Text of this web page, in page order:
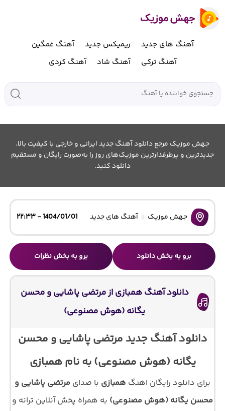
آهنگ های جدید ریمیکس جدید
آهنگ غمگین
آهنگ ترکی
آهنگ شاد آهنگ کردی
جهش موزیک مرجع دانلود آهنگ جدید ایرانی و خارجی با کیفیت بالا.
جدیدترین و پرطرفدارترین موزیک‌های روز را به‌صورت رایگان و مستقیم
دانلود کنید.
جهش موزیک آهنگ های جدید 1404/01/01 - ۲۲:۳۳
برو به بخش دانلود برو به بخش نظرات
دانلود آهنگ همبازی از مرتضی پاشایی و محسن
یگانه (هوش مصنوعی)
دانلود آهنگ جدید مرتضی پاشایی و محسن
یگانه (هوش مصنوعی) به نام همبازی
برای دانلود رایگان اهنگ همبازی با صدای مرتضی پاشایی و
محسن یگانه (هوش مصنوعی) به همراه پخش آنلاین ترانه و